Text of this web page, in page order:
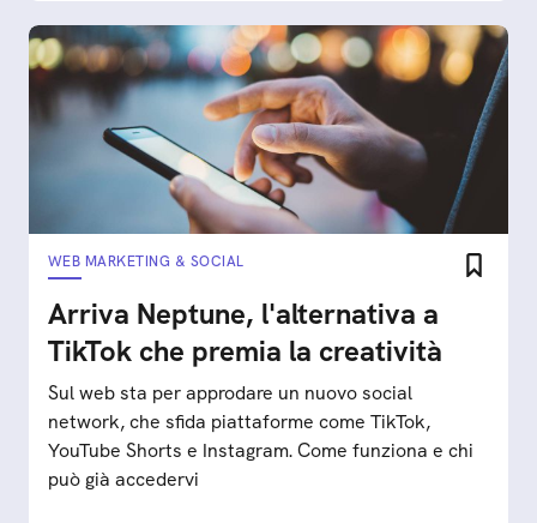
WEB MARKETING & SOCIAL
Arriva Neptune, l'alternativa a
TikTok che premia la creatività
Sul web sta per approdare un nuovo social
network, che sfida piattaforme come TikTok,
YouTube Shorts e Instagram. Come funziona e chi
può già accedervi